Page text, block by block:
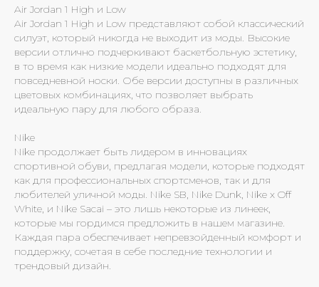
Air Jordan 1 High и Low
Air Jordan 1 High и Low представляют собой классический
силуэт, который никогда не выходит из моды. Высокие
версии отлично подчеркивают баскетбольную эстетику,
в то время как низкие модели идеально подходят для
повседневной носки. Обе версии доступны в различных
цветовых комбинациях, что позволяет выбрать
идеальную пару для любого образа.
Nike
Nike продолжает быть лидером в инновациях
спортивной обуви, предлагая модели, которые подходят
как для профессиональных спортсменов, так и для
любителей уличной моды. Nike SB, Nike Dunk, Nike x Off
White, и Nike Sacai – это лишь некоторые из линеек,
которые мы гордимся предложить в нашем магазине.
Каждая пара обеспечивает непревзойденный комфорт и
поддержку, сочетая в себе последние технологии и
трендовый дизайн.